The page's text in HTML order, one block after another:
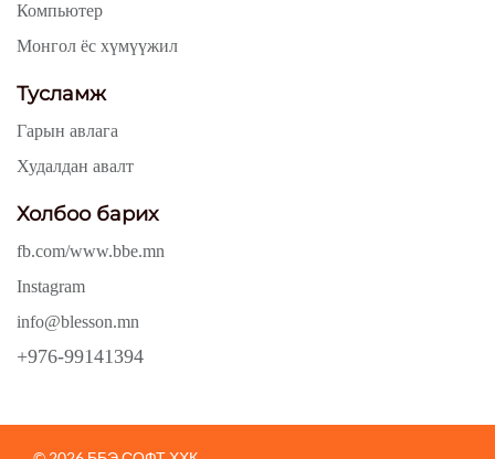
Компьютер
Монгол ёс хүмүүжил
Тусламж
Гарын авлага
Худалдан авалт
Холбоо барих
fb.com/www.bbe.mn
Instagram
info@blesson.mn
+976-99141394